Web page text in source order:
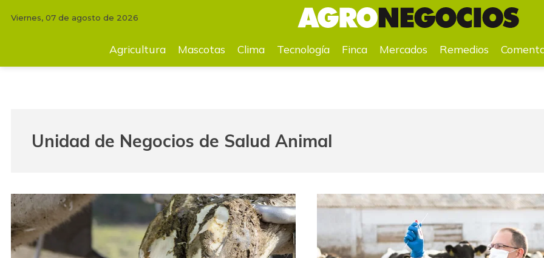
Mascotas Clima Tecnología Mercados Remedios Comentarios Agenda
Viernes, 07 de agosto de 2026
Agricultura Mascotas Clima Tecnología Finca Mercados Remedios
Unidad de Negocios de Salud Animal